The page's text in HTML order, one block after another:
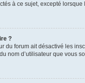
à ce sujet, excepté
?
du forum ait désactivé les
nom d’utilisateur que vous